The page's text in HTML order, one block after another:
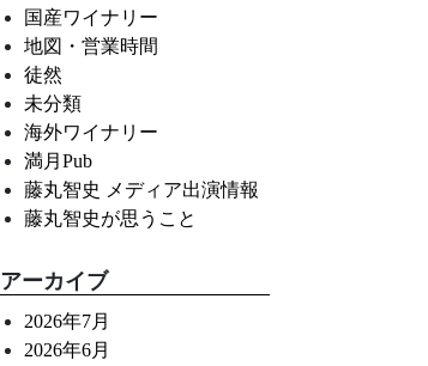
国産ワイナリー
地図・営業時間
徒然
未分類
海外ワイナリー
満月Pub
藤丸智史 メディア出演情報
藤丸智史が思うこと
アーカイブ
2026年7月
2026年6月